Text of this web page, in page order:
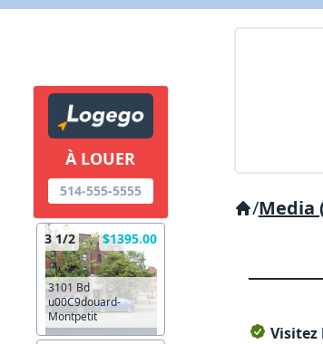
À LOUER
514-555-5555
3 1/2 $1395.00
3101 Bd
u00C9douard-
Montpetit
/Media
Visitez